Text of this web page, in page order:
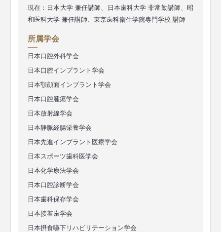
現在：日本大学 兼任講師、日本歯科大学 非常勤講師、昭
和医科大学 兼任講師、東京歯科衛生学院専門学校 講師
所属学会
日本口腔外科学会
日本口腔インプラント学会
日本顎顔面インプラント学会
日本口腔腫瘍学会
日本放射線学会
日本静脈経腸栄養学会
日本先進インプラント医療学会
日本スポーツ歯科医学会
日本化学療法学会
日本口腔診断学会
日本歯科保存学会
日本接着歯学会
日本摂食嚥下リハビリテーション学会